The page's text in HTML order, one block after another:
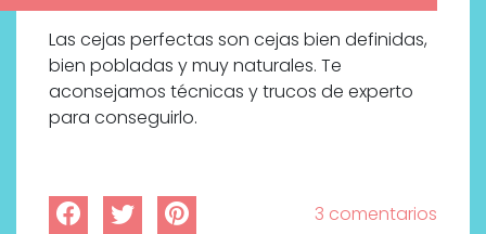
Las cejas perfectas son cejas bien definidas,
bien pobladas y muy naturales. Te
aconsejamos técnicas y trucos de experto
para conseguirlo.
3 comentarios